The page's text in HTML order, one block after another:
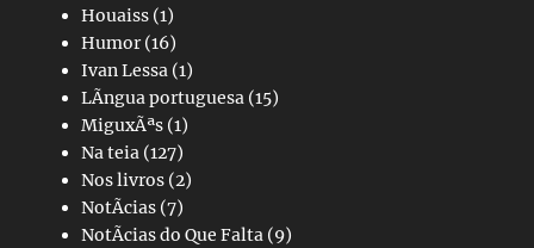
Houaiss (1)
Humor(16)
Ivan Lessa (1)
LÃ­ngua portuguesa (15)
MiguxÃªs (1)
Na teia (127)
Nos livros (2)
NotÃ­cias (7)
NotÃ­cias do Que Falta (9)